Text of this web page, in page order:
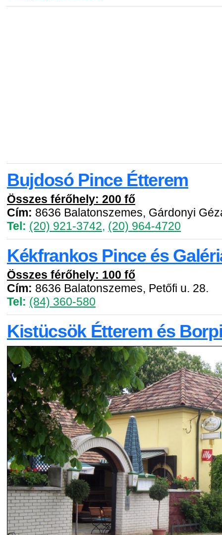
Bujdosó Pince Étterem
Összes férőhely: 200 fő
Cím: 8636 Balatonszemes, Gárdonyi
Tel: (20) 921-3742, (20) 964-4720
Kékfrankos Pince és
Összes férőhely: 100 fő
Cím: 8636 Balatonszemes, Petőfi u. 28.
Tel: (84) 360-580
Kistücsök Étterem és